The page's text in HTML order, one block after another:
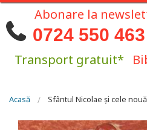
Abonare la
0724 550 463
Transport gratuit*
Eşti aici
Acasă Sfântul Nicolae și cele